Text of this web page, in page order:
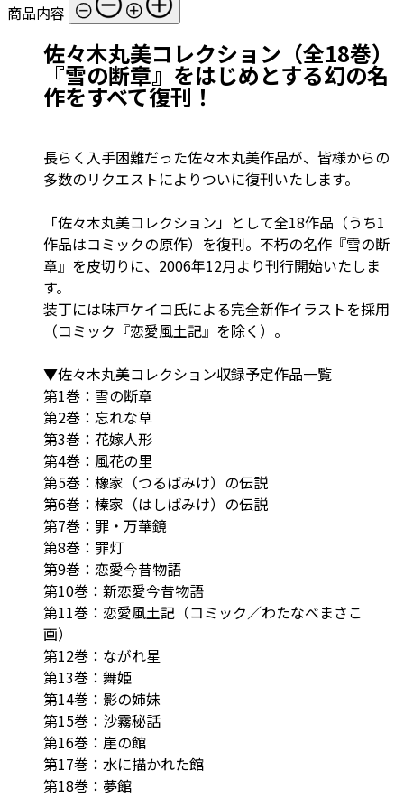
商品内容
佐々木丸美コレクション（全18巻）
『雪の断章』をはじめとする幻の名
作をすべて復刊！
長らく入手困難だった佐々木丸美作品が、皆様からの
多数のリクエストによりついに復刊いたします。
「佐々木丸美コレクション」として全18作品（うち1
作品はコミックの原作）を復刊。不朽の名作『雪の断
章』を皮切りに、2006年12月より刊行開始いたしま
す。
装丁には味戸ケイコ氏による完全新作イラストを採用
（コミック『恋愛風土記』を除く）。
▼佐々木丸美コレクション収録予定作品一覧
第1巻：雪の断章
第2巻：忘れな草
第3巻：花嫁人形
第4巻：風花の里
第5巻：橡家（つるばみけ）の伝説
第6巻：榛家（はしばみけ）の伝説
第7巻：罪・万華鏡
第8巻：罪灯
第9巻：恋愛今昔物語
第10巻：新恋愛今昔物語
第11巻：恋愛風土記（コミック／わたなべまさこ
画）
第12巻：ながれ星
第13巻：舞姫
第14巻：影の姉妹
第15巻：沙霧秘話
第16巻：崖の館
第17巻：水に描かれた館
第18巻：夢館